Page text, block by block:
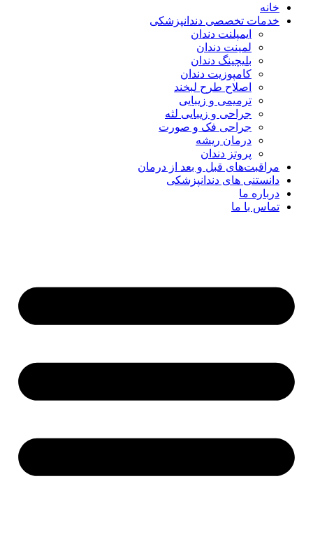
خانه
خدمات تخصصی دندانپزشکی
ایمپلنت دندان
لمینت دندان
بلیچینگ دندان
کامپوزیت دندان
اصلاح طرح لبخند
ترمیمی و زیبایی
جراحی و زیبایی لثه
جراحی فک و صورت
درمان ریشه
پروتز دندان
مراقبت‌های قبل و بعد از درمان
دانستنی های دندانپزشکی
درباره ما
تماس با ما